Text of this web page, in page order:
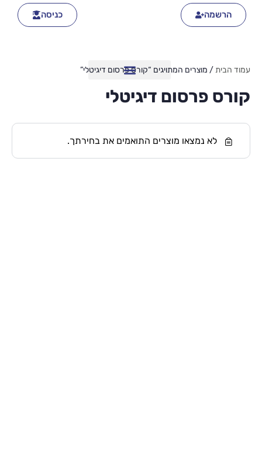
הרשמה כניסה
עמוד הבית/ מוצרים המתויגים “קורס פרסום דיגיטלי”
קורס פרסום דיגיטלי
לא נמצאו מוצרים התואמים את בחירתך.